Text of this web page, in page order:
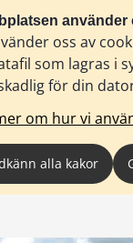
använder
oss av
som lagras i
för din
om hur vi
alla kakor